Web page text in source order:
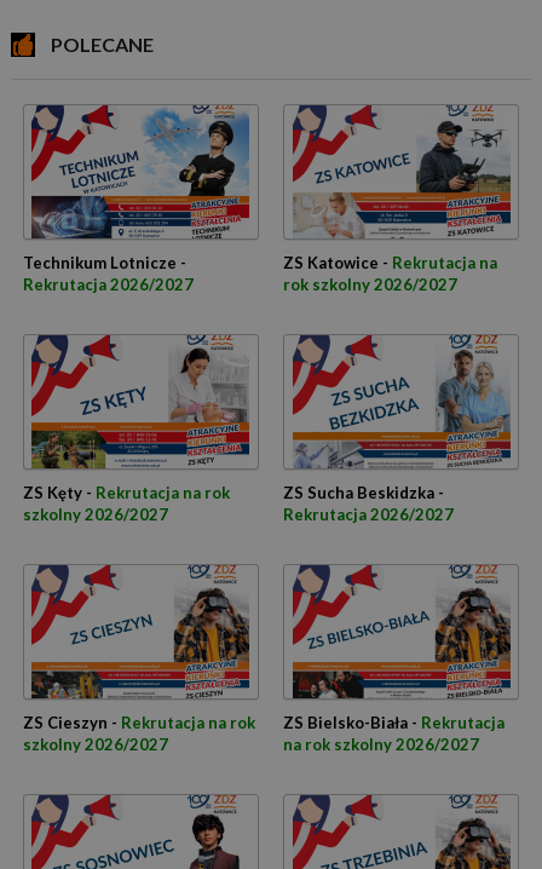
POLECANE
Technikum Lotnicze -
Rekrutacja 2026/2027
ZS Katowice - Rekrutacja na
rok szkolny 2026/2027
ZS Kęty - Rekrutacja na rok
szkolny 2026/2027
ZS Sucha Beskidzka -
Rekrutacja 2026/2027
ZS Cieszyn - Rekrutacja na rok
szkolny 2026/2027
ZS Bielsko-Biała - Rekrutacja
na rok szkolny 2026/2027